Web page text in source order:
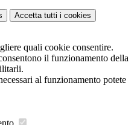
Accetta tutti i cookies
quali cookie consentire.
il funzionamento della
al funzionamento potete